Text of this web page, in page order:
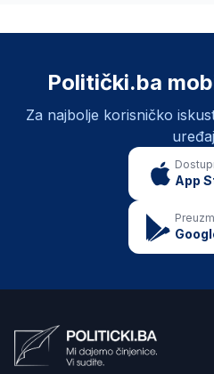
Politički.ba
Za najbolje korisničko
App